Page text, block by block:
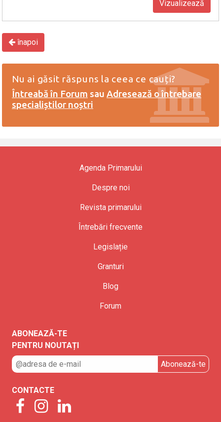
Vizualizează
înapoi
Nu ai găsit răspuns la ceea ce cauți?
Întreabă în Forum sau Adresează o întrebare
specialiștilor noștri
Agenda Primarului
Despre noi
Revista primarului
Întrebări frecvente
Legislație
Granturi
Blog
Forum
ABONEAZĂ-TE
PENTRU NOUTAȚI
CONTACTE